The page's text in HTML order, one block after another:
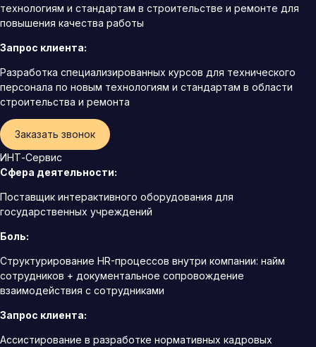
технологиям и стандартам в строительстве и ремонте для
повышения качества работы
Запрос клиента:
Разработка специализированных курсов для технического
персонала по новым технологиям и стандартам в области
строительства и ремонта
Заказать звонок
ИНТ-Сервис
Сфера деятельности:
Поставщик интерактивного оборудования для
государственных учреждений
Боль:
Структурирование HR-процессов внутри компании: найм
сотрудников + документальное сопровождение
взаимодействия с сотрудниками
Запрос клиента:
Ассистирование в разработке нормативных кадровых